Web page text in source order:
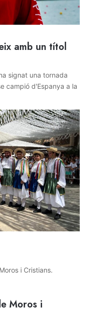
amb un títol
signat una tornada
campió d'Espanya a la
i Cristians.
Moros i